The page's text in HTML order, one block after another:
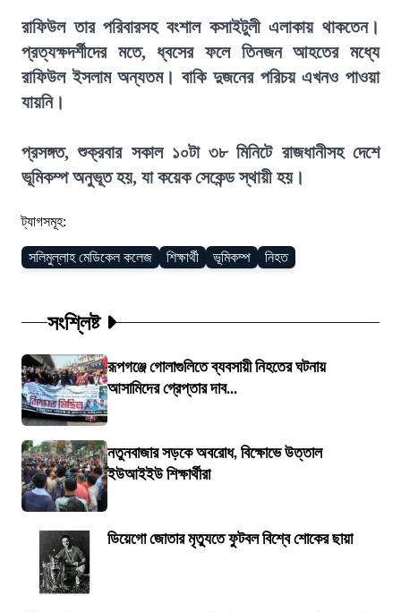
রাফিউল তার পরিবারসহ বংশাল কসাইটুলী এলাকায় থাকতেন।
প্রত্যক্ষদর্শীদের মতে, ধ্বসের ফলে তিনজন আহতের মধ্যে
রাফিউল ইসলাম অন্যতম। বাকি দুজনের পরিচয় এখনও পাওয়া
যায়নি।
প্রসঙ্গত, শুক্রবার সকাল ১০টা ৩৮ মিনিটে রাজধানীসহ দেশে
ভূমিকম্প অনুভূত হয়, যা কয়েক সেকেন্ড স্থায়ী হয়।
ট্যাগসমূহ:
সলিমুল্লাহ মেডিকেল কলেজ শিক্ষার্থী ভূমিকম্প নিহত
সংশ্লিষ্ট
রূপগঞ্জে গোলাগুলিতে ব্যবসায়ী নিহতের ঘটনায়
আসামিদের গ্রেপ্তার দাব...
নতুনবাজার সড়কে অবরোধ, বিক্ষোভে উত্তাল
ইউআইইউ শিক্ষার্থীরা
ডিয়েগো জোতার মৃত্যুতে ফুটবল বিশ্বে শোকের ছায়া